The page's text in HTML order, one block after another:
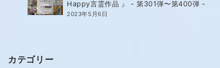
Happy言霊作品 』 - 第301弾〜第400弾 -
2023年5月6日
カテゴリー